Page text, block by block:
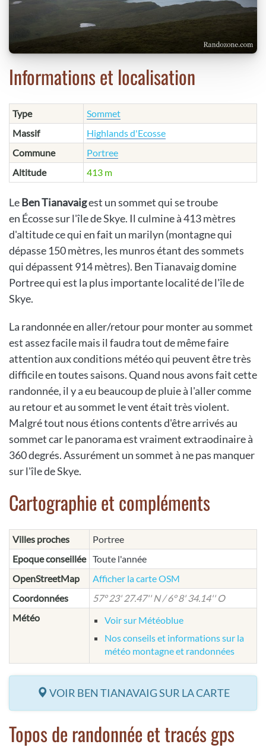
Informations et localisation
Type
Sommet
Massif
Highlands d'Ecosse
Commune
Portree
Altitude
413 m
LeBen Tianavaigest un sommet qui se troube
en Écosse sur l'île de Skye. Il culmine à 413 mètres
d'altitude ce qui en fait un marilyn (montagne qui
dépasse 150 mètres, les munros étant des sommets
qui dépassent 914 mètres). Ben Tianavaig domine
Portree qui est la plus importante localité de l'île de
Skye.
La randonnée en aller/retour pour monter au sommet
est assez facile mais il faudra tout de même faire
attention aux conditions météo qui peuvent être très
difficile en toutes saisons. Quand nous avons fait cette
randonnée, il y a eu beaucoup de pluie à l'aller comme
au retour et au sommet le vent était très violent.
Malgré tout nous étions contents d'être arrivés au
sommet car le panorama est vraiment extraodinaire à
360 degrés. Assurément un sommet à ne pas manquer
sur l'île de Skye.
Cartographie et compléments
Villes proches
Portree
Epoque conseillée Toute l'année
OpenStreetMap
Afficher la carte OSM
Coordonnées
57° 23' 27.47'' N / 6° 8' 34.14'' O
Météo
Voir sur Météoblue
Nos conseils et informations sur la
météo montagne et randonnées
VOIR BEN TIANAVAIG SUR LA CARTE
Topos de randonnée et tracés gps